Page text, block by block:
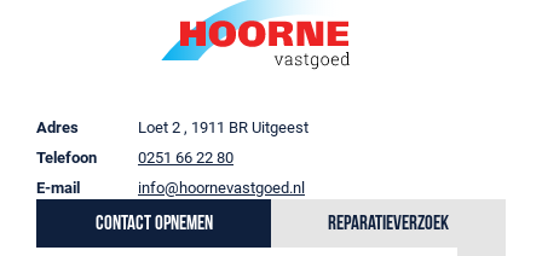
Adres
Loet 2 , 1911 BR Uitgeest
Telefoon
0251 66 22 80
E-mail
info@hoornevastgoed.nl
Contact opnemen Reparatieverzoek